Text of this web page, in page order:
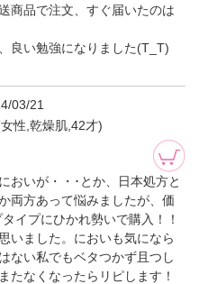
商品で注文、すぐ届いたのは
良い勉強になりました(T_T)
03/21
性,乾燥肌,42才)
おいが・・･とか、日本処方と
両方あって悩みましたが、価
イプにひかれ勢いで購入！！
いました。においも気になら
ない私でもベタつかず且つし
たなくなったらリピします！